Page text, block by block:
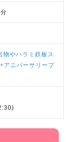
物やハラミ鉄板ス
アニバーサリープ